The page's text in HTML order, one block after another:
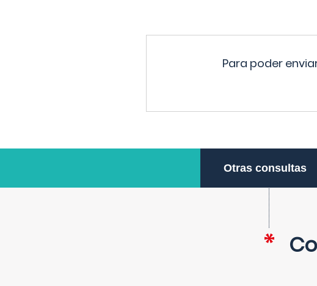
Para poder
Otras consultas